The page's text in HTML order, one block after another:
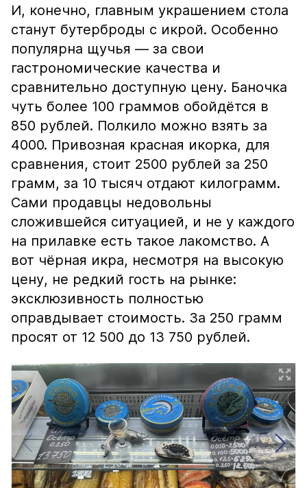
И, конечно, главным украшением стола
станут бутерброды с икрой. Особенно
популярна щучья — за свои
гастрономические качества и
сравнительно доступную цену. Баночка
чуть более 100 граммов обойдётся в
850 рублей. Полкило можно взять за
4000. Привозная красная икорка, для
сравнения, стоит 2500 рублей за 250
грамм, за 10 тысяч отдают килограмм.
Сами продавцы недовольны
сложившейся ситуацией, и не у каждого
на прилавке есть такое лакомство. А
вот чёрная икра, несмотря на высокую
цену, не редкий гость на рынке:
эксклюзивность полностью
оправдывает стоимость. За 250 грамм
просят от 12 500 до 13 750 рублей.